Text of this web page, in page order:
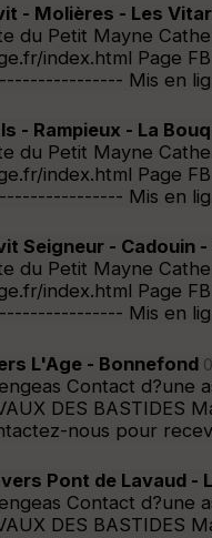
- Molières - Les
du Petit Mayne
index.html Page
Mis en
- Rampieux - La
du Petit Mayne
index.html Page
Mis en
Seigneur - Cadouin
du Petit Mayne
index.html Page
Mis en
L'Age - Bonnefond
Contact
DES BASTIDES
nous pour
vers Pont de Lavaud -
Contact
DES BASTIDES